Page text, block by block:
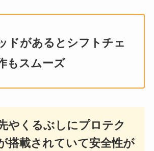
ドがあるとシフトチェ
もスムーズ
やくるぶしにプロテク
搭載されていて安全性が